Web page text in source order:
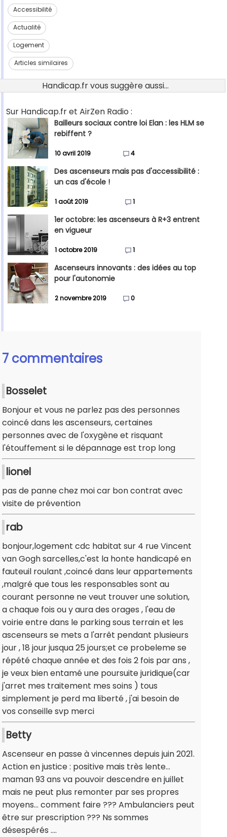
Accessibilité
Actualité
Logement
Articles similaires
Handicap.fr vous suggère aussi...
Sur Handicap.fr et AirZen Radio :
Bailleurs sociaux contre loi Elan : les HLM se
rebiffent ?
10 avril 2019 4
Des ascenseurs mais pas d'accessibilité :
un cas d'école !
1 août 2019 1
1er octobre: les ascenseurs à R+3 entrent
en vigueur
1 octobre 2019 1
Ascenseurs innovants : des idées au top
pour l'autonomie
2 novembre 2019 0
7 commentaires
Bosselet
Bonjour et vous ne parlez pas des personnes
coincé dans les ascenseurs, certaines
personnes avec de l'oxygène et risquant
l'étouffement si le dépannage est trop long
lionel
pas de panne chez moi car bon contrat avec
visite de prévention
rab
bonjour,logement cdc habitat sur 4 rue Vincent
van Gogh sarcelles,c'est la honte handicapé en
fauteuil roulant ,coincé dans leur appartements
,malgré que tous les responsables sont au
courant personne ne veut trouver une solution,
a chaque fois ou y aura des orages , l'eau de
voirie entre dans le parking sous terrain et les
ascenseurs se mets a l'arrêt pendant plusieurs
jour , 18 jour jusqua 25 jours;et ce probeleme se
répété chaque année et des fois 2 fois par ans ,
je veux bien entamé une poursuite juridique(car
j'arret mes traitement mes soins ) tous
simplement je perd ma liberté , j'ai besoin de
vos conseille svp merci
Betty
Ascenseur en passe à vincennes depuis juin 2021.
Action en justice : positive mais très lente…
maman 93 ans va pouvoir descendre en juillet
mais ne peut plus remonter par ses propres
moyens… comment faire ??? Ambulanciers peut
être sur prescription ??? Ns sommes
désespérés ….